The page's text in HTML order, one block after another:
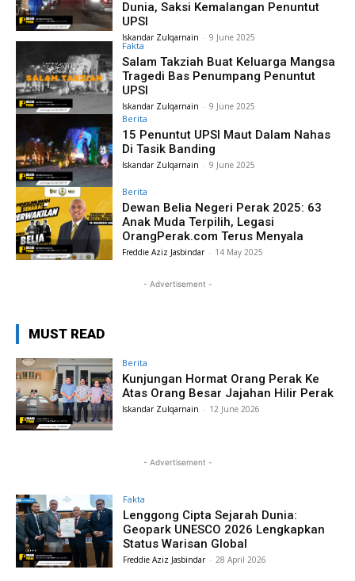
Dunia, Saksi Kemalangan Penuntut
UPSI
Iskandar Zulqarnain - 9 June 2025
Fakta
Salam Takziah Buat Keluarga Mangsa
Tragedi Bas Penumpang Penuntut
UPSI
Iskandar Zulqarnain - 9 June 2025
Berita
15 Penuntut UPSI Maut Dalam Nahas
Di Tasik Banding
Iskandar Zulqarnain - 9 June 2025
Berita
Dewan Belia Negeri Perak 2025: 63
Anak Muda Terpilih, Legasi
OrangPerak.com Terus Menyala
Freddie Aziz Jasbindar - 14 May 2025
- Advertisement -
MUST READ
Berita
Kunjungan Hormat Orang Perak Ke
Atas Orang Besar Jajahan Hilir Perak
Iskandar Zulqarnain - 12 June 2026
- Advertisement -
Fakta
Lenggong Cipta Sejarah Dunia:
Geopark UNESCO 2026 Lengkapkan
Status Warisan Global
Freddie Aziz Jasbindar - 28 April 2026